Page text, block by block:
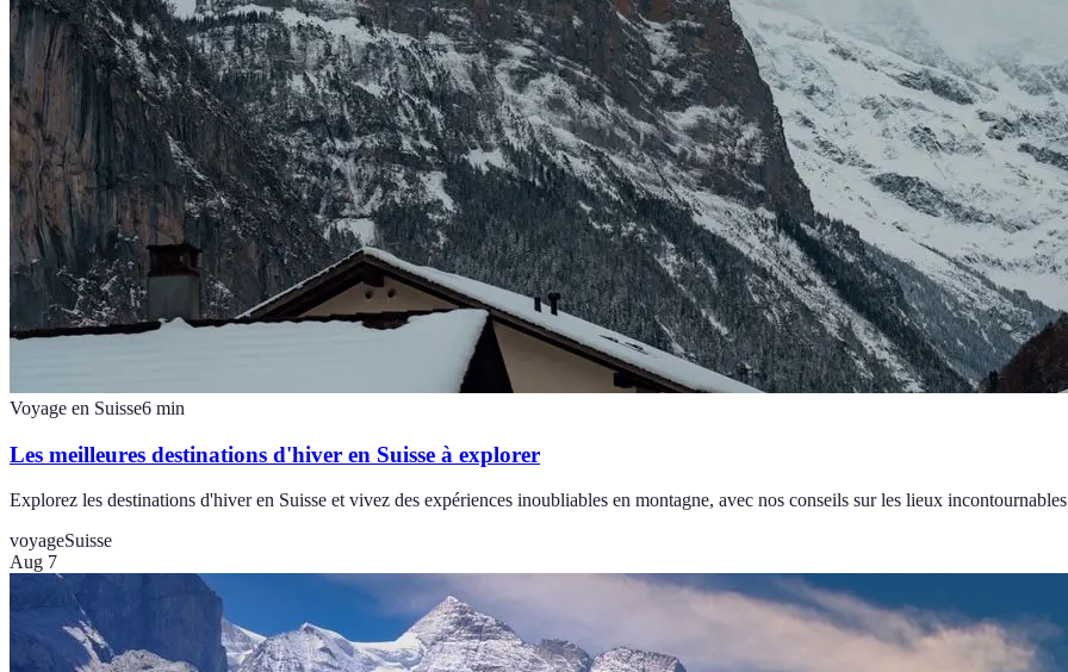
Voyage en Suisse6 min
Les meilleures destinations d'hiver en Suisse à explorer
Explorez les destinations d'hiver en Suisse et vivez des expériences inoubliables en montagne, avec nos conseils sur les lieux
voyageSuisse
Aug 7